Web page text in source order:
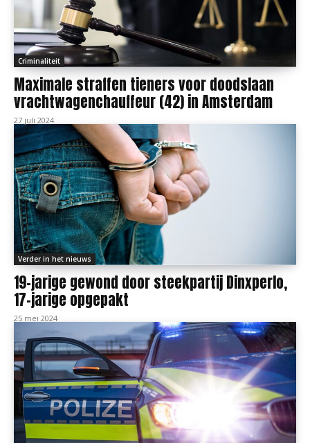
Criminaliteit
Maximale straffen tieners voor doodslaan
vrachtwagenchauffeur (42) in Amsterdam
27 juli 2024
Verder in het nieuws
19-jarige gewond door steekpartij Dinxperlo,
17-jarige opgepakt
25 mei 2024